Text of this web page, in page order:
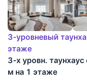
3-уровневый
этаже
3-х уровн.
м на 1 этаже